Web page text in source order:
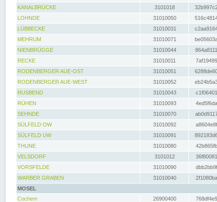
KANALBRÜCKE
3101018
LOHNDE
31010050
LÜBBECKE
31010031
MEHRUM
31010071
NIENBRÜGGE
31010044
RECKE
31010011
RODENBERGER AUE-OST
31010051
RODENBERGER AUE-WEST
31010052
RUSBEND
31010043
RÜHEN
31010093
SEHNDE
31010070
SÜLFELD OW
31010092
SÜLFELD UW
31010091
THUNE
31010080
VELSDORF
3101012
VORSFELDE
31010090
WARBER GRABEN
31010040
MOSEL
Cochem
26900400